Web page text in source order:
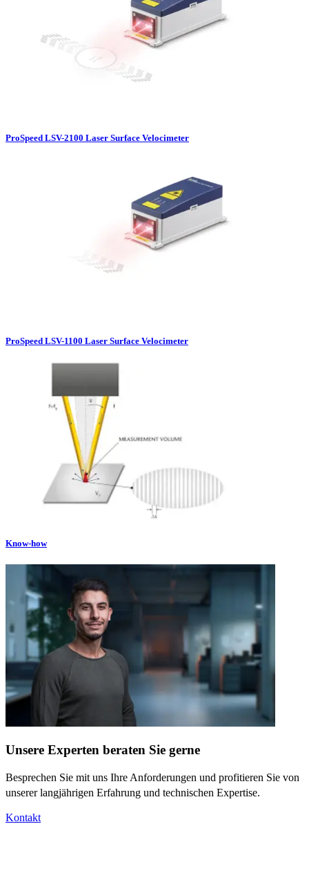
ProSpeed LSV-2100 Laser Surface Velocimeter
ProSpeed LSV-1100 Laser Surface Velocimeter
Know-how
Unsere Experten beraten Sie gerne
Besprechen Sie mit uns Ihre Anforderungen und profitieren Sie von
unserer langjährigen Erfahrung und technischen Expertise.
Kontakt